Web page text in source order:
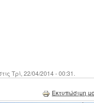
Τρί, 22/04/2014 - 00:31.
Εκτυπώσιμη